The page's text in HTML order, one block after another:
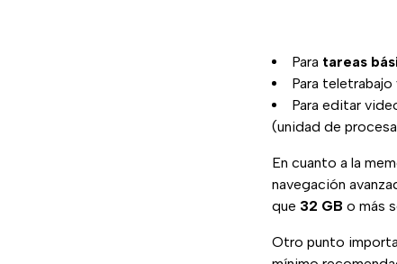
Para tareas
Para teletrabajo
Para editar
(unidad de
En cuanto a la
navegación
que 32 GB o más
Otro punto